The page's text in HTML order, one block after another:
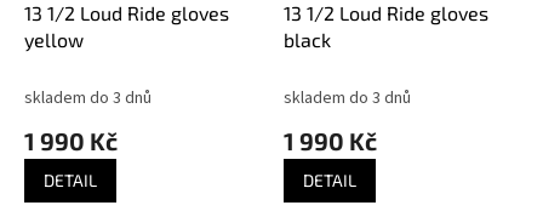
13 1/2 Loud Ride gloves
yellow
skladem do 3 dnů
1 990 Kč
DETAIL
13 1/2 Loud Ride gloves
black
skladem do 3 dnů
1 990 Kč
DETAIL